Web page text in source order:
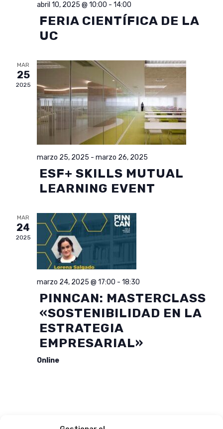
DE
abril 10, 2025 @ 10:00 - 14:00
FERIA CIENTÍFICA DE LA
UC
MAR
25
2025
marzo 25, 2025 - marzo 26, 2025
ESF+ SKILLS MUTUAL
LEARNING EVENT
MAR
24
2025
marzo 24, 2025 @ 17:00 - 18:30
PINNCAN: MASTERCLASS
«SOSTENIBILIDAD EN LA
ESTRATEGIA
EMPRESARIAL»
Online